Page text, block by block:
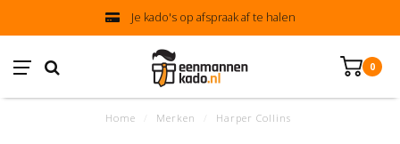
Je kado's op afspraak af te halen
0
Home Merken Harper Collins